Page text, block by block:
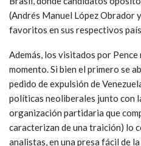
(Andrés Manuel López Obrador
favoritos en sus respectivos
Además, los visitados por
momento. Si bien el primero se
pedido de expulsión de
políticas neoliberales junto con
organización partidaria que
caracterizan de una traición) lo
analistas, en una presa fácil de